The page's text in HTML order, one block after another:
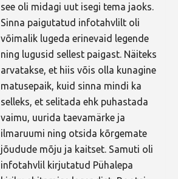
see oli midagi uut isegi tema jaoks.
Sinna paigutatud infotahvlilt oli
võimalik lugeda erinevaid legende
ning lugusid sellest paigast. Näiteks
arvatakse, et hiis võis olla kunagine
matusepaik, kuid sinna mindi ka
selleks, et selitada ehk puhastada
vaimu, uurida taevamärke ja
ilmaruumi ning otsida kõrgemate
jõudude mõju ja kaitset. Samuti oli
infotahvlil kirjutatud Pühalepa